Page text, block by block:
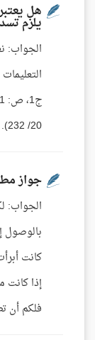
هل
يلزم
الجواب:
20/ 232).
جواز
الجواب:
بالوصول
كانت
إذا كانت
فلكم أن